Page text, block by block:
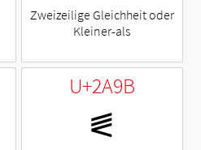
Zweizeilige Gleichheit oder
Kleiner-als
U+2A9B
⪛